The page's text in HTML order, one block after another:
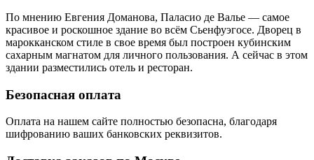
По мнению Евгения Доманова, Паласио де Валье — самое
красивое и роскошное здание во всём Сьенфуэгосе. Дворец в
марокканском стиле в свое время был построен кубинским
сахарным магнатом для личного пользования. А сейчас в этом
здании разместились отель и ресторан.
Безопасная оплата
Оплата на нашем сайте полностью безопасна, благодаря
шифрованию ваших банковских реквизитов.